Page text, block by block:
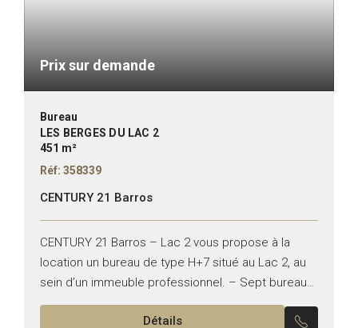
Prix sur demande
Bureau
LES BERGES DU LAC 2
451 m²
Réf: 358339
CENTURY 21 Barros
CENTURY 21 Barros – Lac 2 vous propose à la
location un bureau de type H+7 situé au Lac 2, au
sein d’un immeuble professionnel. – Sept bureaux
– Suite de direction...
Détails